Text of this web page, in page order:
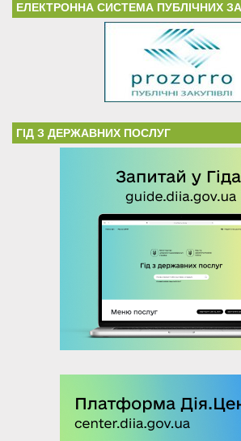
ЕЛЕКТРОННА СИСТЕМА ПУБЛІЧНИХ
ГІД З ДЕРЖАВНИХ ПОСЛУГ